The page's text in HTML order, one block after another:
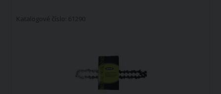
Katalogové číslo: 61290